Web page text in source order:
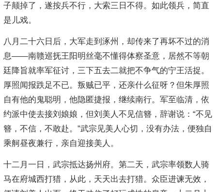
子颠掉了，遂按兵不行，大索三日不得。如此领兵，简直
是儿戏。
八月二十六日后，大军走到涿州，却传来了再坏不过的消
息——南赣巡抚王阳明丝毫不懂得体察圣意，居然不等朝
廷降旨就率军征讨，三下五去二就把不争气的宁王活捉。
厚照闻报跌足不已。叛贼已平，还亲什么征呀？但朱厚照
自有他的鬼聪明，他隐匿捷报，继续南行。军至临清，依
约派中使去接刘娘娘，但刘美人不见信簪，辞谢说：“不见
簪，不信，不敢赴。”武宗见美人心切，没有办法，便独自
乘舸昼夜兼行，亲自迎接美人。
十二月一日，武宗抵达扬州府。第二天，武宗率领数人骑
马在府城西打猎，从此，天天出去打猎。众臣进谏无效，